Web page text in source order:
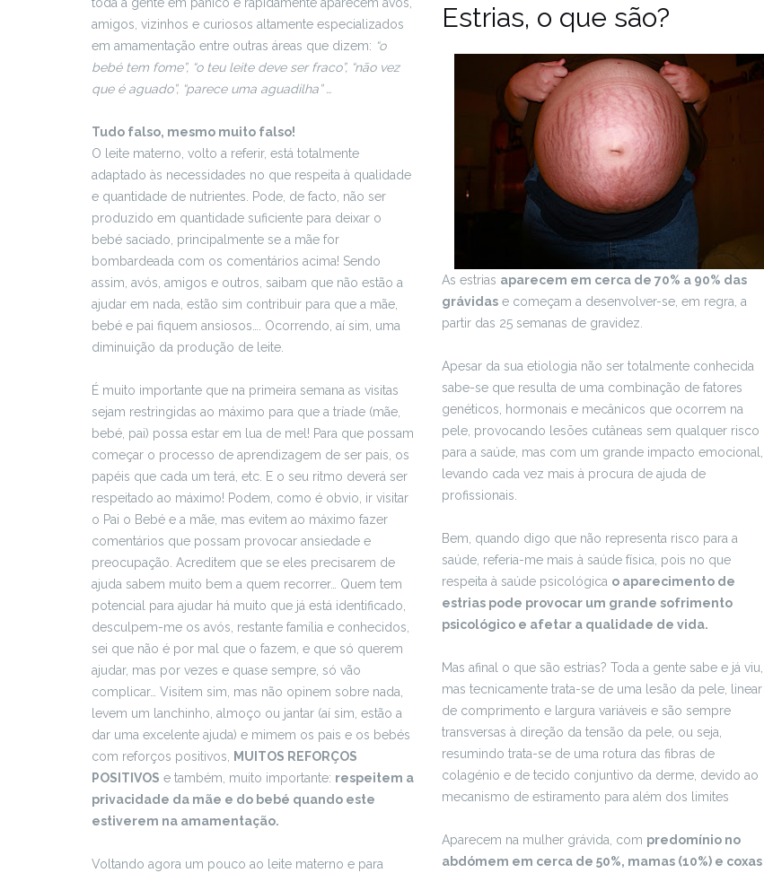
amigos, vizinhos e curiosos altamente especializados
em amamentação entre outras áreas que dizem: “o
bebé tem fome”, “o teu leite deve ser fraco”, “não vez
que é aguado”, “parece uma aguadilha” …
Tudo falso, mesmo muito falso!
O leite materno, volto a referir, está totalmente
adaptado às necessidades no que respeita à qualidade
e quantidade de nutrientes. Pode, de facto, não ser
produzido em quantidade suficiente para deixar o
bebé saciado, principalmente se a mãe for
bombardeada com os comentários acima! Sendo
assim, avós, amigos e outros, saibam que não estão a
ajudar em nada, estão sim contribuir para que a mãe,
bebé e pai fiquem ansiosos…. Ocorrendo, aí sim, uma
diminuição da produção de leite.
É muito importante que na primeira semana as visitas
sejam restringidas ao máximo para que a tríade (mãe,
bebé, pai) possa estar em lua de mel! Para que possam
começar o processo de aprendizagem de ser pais, os
papéis que cada um terá, etc. E o seu ritmo deverá ser
respeitado ao máximo! Podem, como é obvio, ir visitar
o Pai o Bebé e a mãe, mas evitem ao máximo fazer
comentários que possam provocar ansiedade e
preocupação. Acreditem que se eles precisarem de
ajuda sabem muito bem a quem recorrer… Quem tem
potencial para ajudar há muito que já está identificado,
desculpem-me os avós, restante família e conhecidos,
sei que não é por mal que o fazem, e que só querem
ajudar, mas por vezes e quase sempre, só vão
complicar… Visitem sim, mas não opinem sobre nada,
levem um lanchinho, almoço ou jantar (aí sim, estão a
dar uma excelente ajuda) e mimem os pais e os bebés
com reforços positivos,
MUITOS REFORÇOS
POSITIVOS e também, muito importante: respeitem a
privacidade da mãe e do bebé quando este
estiverem na amamentação.
Voltando agora um pouco ao leite materno e para
Estrias, o que são?
As estrias aparecem em cerca de 70% a 90% das
grávidas e começam a desenvolver-se, em regra, a
partir das 25 semanas de gravidez.
Apesar da sua etiologia não ser totalmente conhecida
sabe-se que resulta de uma combinação de fatores
genéticos, hormonais e mecânicos que ocorrem na
pele, provocando lesões cutâneas sem qualquer risco
para a saúde, mas com um grande impacto emocional,
levando cada vez mais à procura de ajuda de
profissionais.
Bem, quando digo que não representa risco para a
saúde, referia-me mais à saúde física, pois no que
respeita à saúde psicológica o aparecimento de
estrias pode provocar um grande sofrimento
psicológico e afetar a qualidade de vida.
Mas afinal o que são estrias? Toda a gente sabe e já viu,
mas tecnicamente trata-se de uma lesão da pele, linear
de comprimento e largura variáveis e são sempre
transversas à direção da tensão da pele, ou seja,
resumindo trata-se de uma rotura das fibras de
colagénio e de tecido conjuntivo da derme, devido ao
mecanismo de estiramento para além dos limites
Aparecem na mulher grávida, com predomínio no
abdómem em cerca de 50%, mamas (10%) e coxas